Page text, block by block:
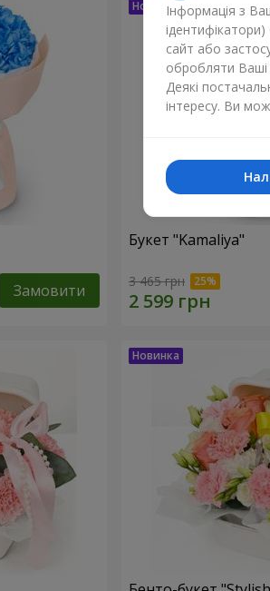
Замовити
Букет "Kamaliya"
3 465 грн
Інформація з
сайт або
обробляти Ваші
Деякі
інтересу. Ви